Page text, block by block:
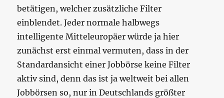
betätigen, welcher zusätzliche Filter
einblendet. Jeder normale halbwegs
intelligente Mitteleuropäer würde ja hier
zunächst erst einmal vermuten, dass in der
Standardansicht einer Jobbörse keine Filter
aktiv sind, denn das ist ja weltweit bei allen
Jobbörsen so, nur in Deutschlands größter